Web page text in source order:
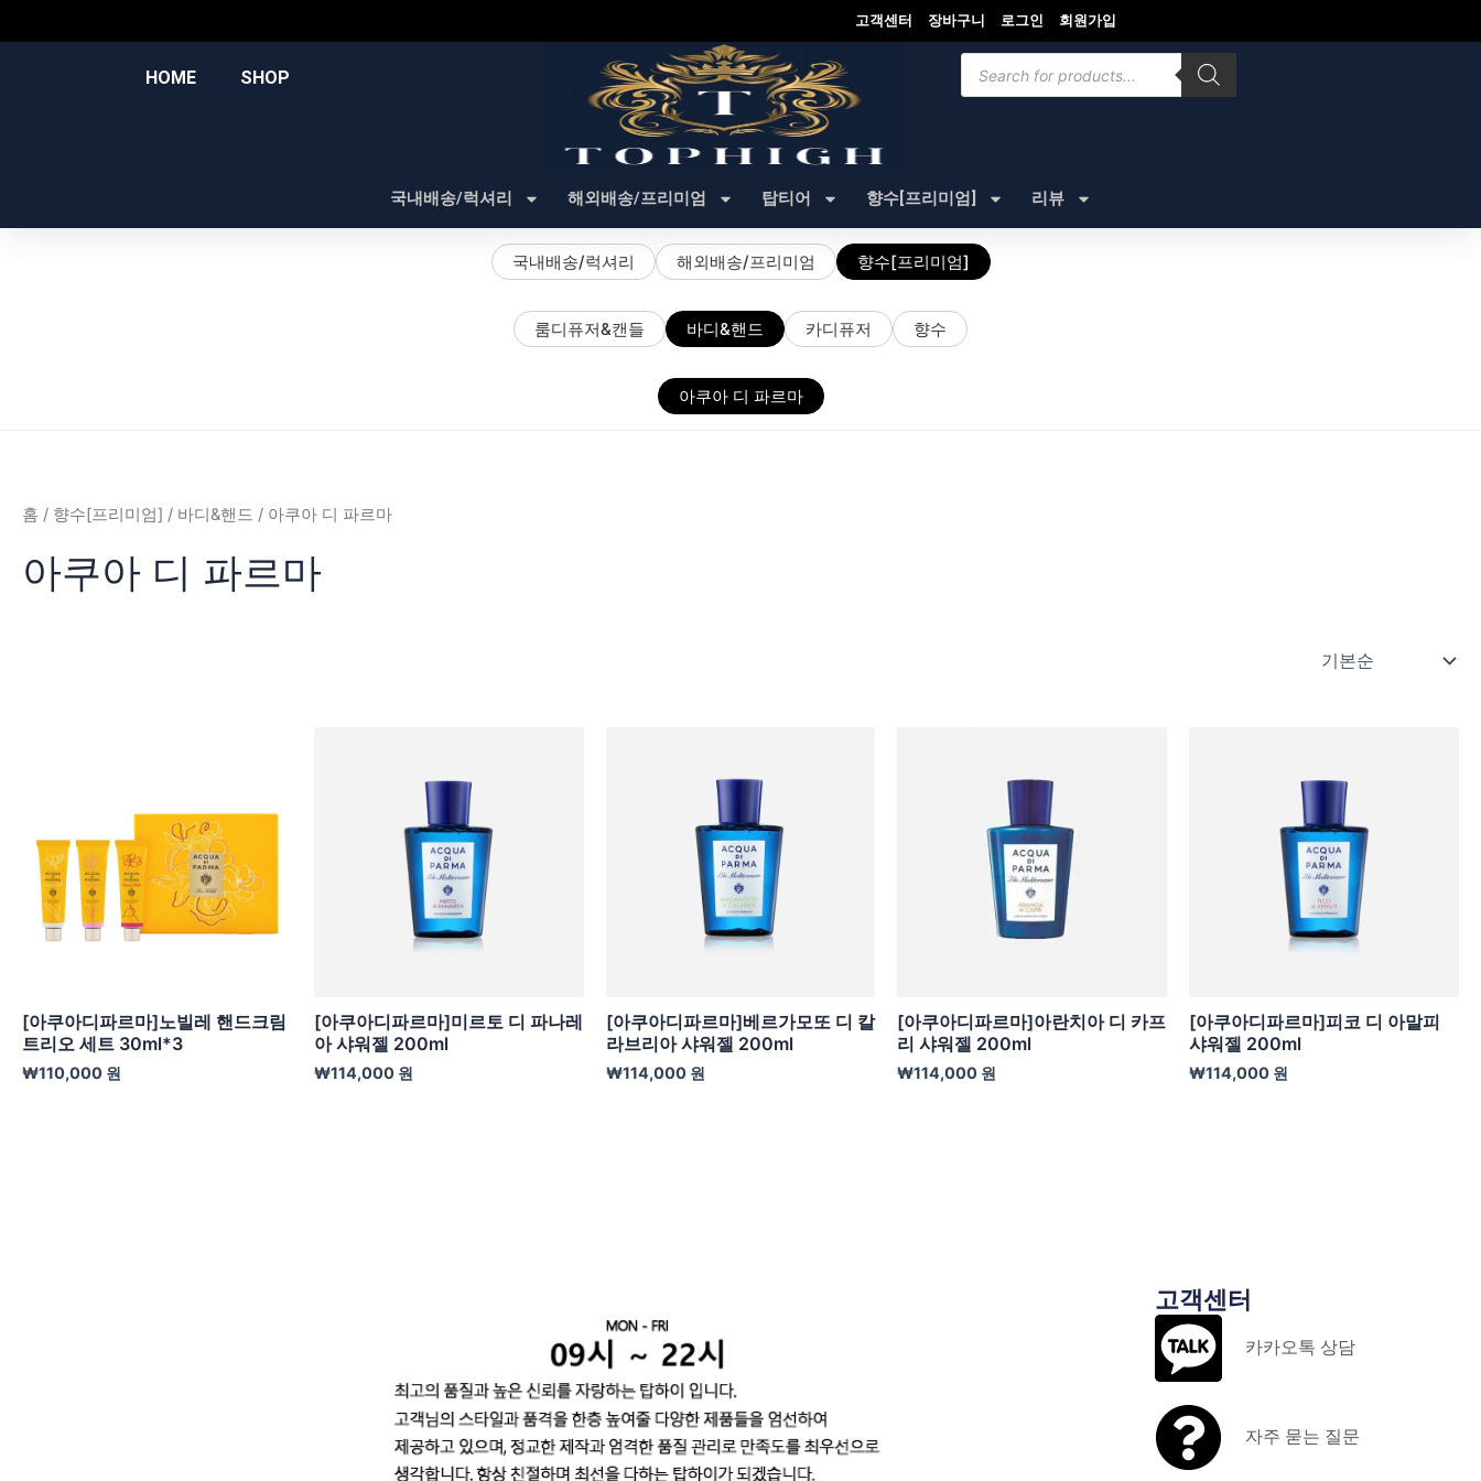
텐
고객센터 장바구니 로그인 회원가입
HOME SHOP
search
국내배송/럭셔리 해외배송/프리미엄 탑티어 향수[프리미엄] 리뷰
국내배송/럭셔리 해외배송/프리미엄 향수[프리미엄]
룸디퓨저&캔들 바디&핸드 카디퓨저 향수
아쿠아 디 파르마
홈 / 향수[프리미엄] / 바디&핸드 / 아쿠아 디 파르마
아쿠아 디 파르마
[아쿠아디파르마]노빌레 핸드크림
트리오 세트 30ml*3
₩110,000 원
[아쿠아디파르마]미르토 디 파나레
아 샤워젤 200ml
₩114,000원
[아쿠아디파르마]베르가모또 디 칼
라브리아 샤워젤 200ml
₩114,000원
[아쿠아디파르마]아란치아 디 카프
리 샤워젤 200ml
₩114,000 원
[아쿠아디파르마]피코 디 아말피
샤워젤 200ml
₩114,000 원
고객센터
카카오톡 상담
자주 묻는 질문